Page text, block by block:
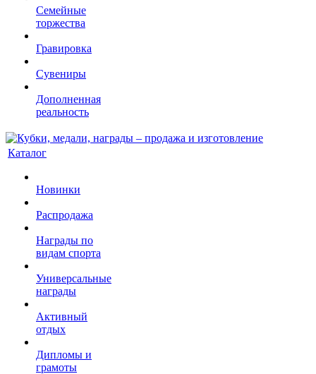
Семейные
торжества
Гравировка
Сувениры
Дополненная
реальность
Каталог
Новинки
Распродажа
Награды по
видам спорта
Универсальные
награды
Активный
отдых
Дипломы и
грамоты